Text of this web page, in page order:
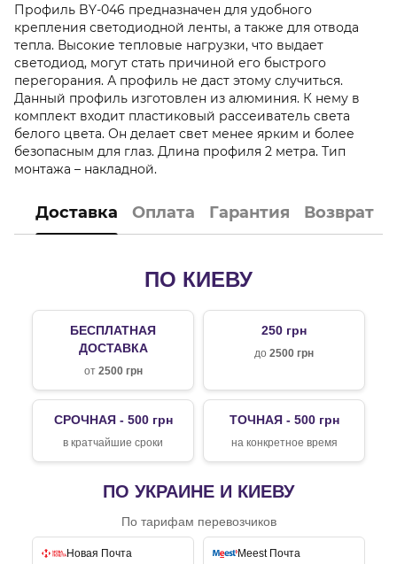
Профиль BY-046 предназначен для удобного
крепления светодиодной ленты, а также для отвода
тепла. Высокие тепловые нагрузки, что выдает
светодиод, могут стать причиной его быстрого
перегорания. А профиль не даст этому случиться.
Данный профиль изготовлен из алюминия. К нему в
комплект входит пластиковый рассеиватель света
белого цвета. Он делает свет менее ярким и более
безопасным для глаз. Длина профиля 2 метра. Тип
монтажа – накладной.
Доставка Оплата Гарантия Возврат
ПО КИЕВУ
БЕСПЛАТНАЯ
ДОСТАВКА
от 2500 грн
250 грн
до 2500 грн
СРОЧНАЯ - 500 грн
в кратчайшие сроки
ТОЧНАЯ - 500 грн
на конкретное время
ПО УКРАИНЕ И КИЕВУ
По тарифам перевозчиков
Новая Почта Meest Почта